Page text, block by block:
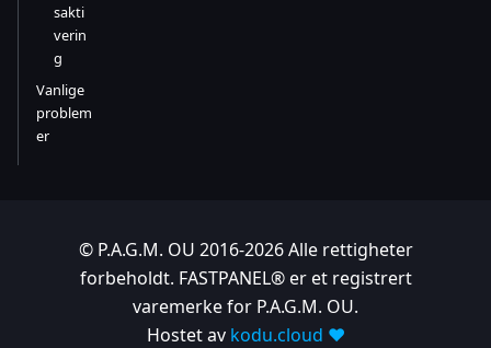
sakti
verin
g
Vanlige
problem
er
© P.A.G.M. OU 2016-2026 Alle rettigheter
forbeholdt. FASTPANEL® er et registrert
varemerke for P.A.G.M. OU.
Hostet av kodu.cloud ❤️